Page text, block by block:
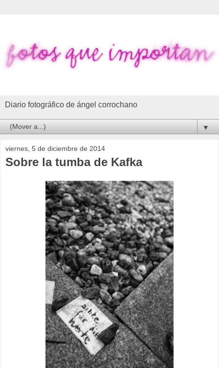
Diario fotográfico de ángel corrochano
▼
viernes, 5 de diciembre de 2014
Sobre la tumba de Kafka